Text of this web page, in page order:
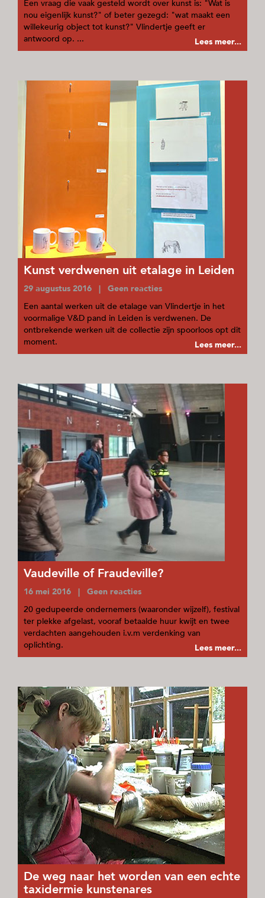
Een vraag die vaak gesteld wordt over kunst is: "Wat is
nou eigenlijk kunst?" of beter gezegd: "wat maakt een
willekeurig object tot kunst?" Vlindertje geeft er
antwoord op. ...
Lees meer...
Kunst verdwenen uit etalage in Leiden
29 augustus 2016 | Geen reacties
Een aantal werken uit de etalage van Vlindertje in het
voormalige V&D pand in Leiden is verdwenen. De
ontbrekende werken uit de collectie zijn spoorloos opt dit
moment.
Lees meer...
Vaudeville of Fraudeville?
16 mei 2016 | Geen reacties
20 gedupeerde ondernemers (waaronder wijzelf), festival
ter plekke afgelast, vooraf betaalde huur kwijt en twee
verdachten aangehouden i.v.m verdenking van
oplichting.
Lees meer...
De weg naar het worden van een echte
taxidermie kunstenares